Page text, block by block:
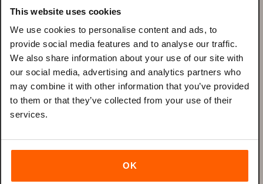
This website uses cookies
We use cookies to personalise content and ads, to
provide social media features and to analyse our traffic.
We also share information about your use of our site with
our social media, advertising and analytics partners who
may combine it with other information that you’ve provided
to them or that they’ve collected from your use of their
services.
OK
Xiaomi Redmi Note 13 Pro Plus
الشريحة الإلكترونية متوافقة مع
Motorola
*
Motorola Edge 40 Neo
Motorola Edge 40 Pro